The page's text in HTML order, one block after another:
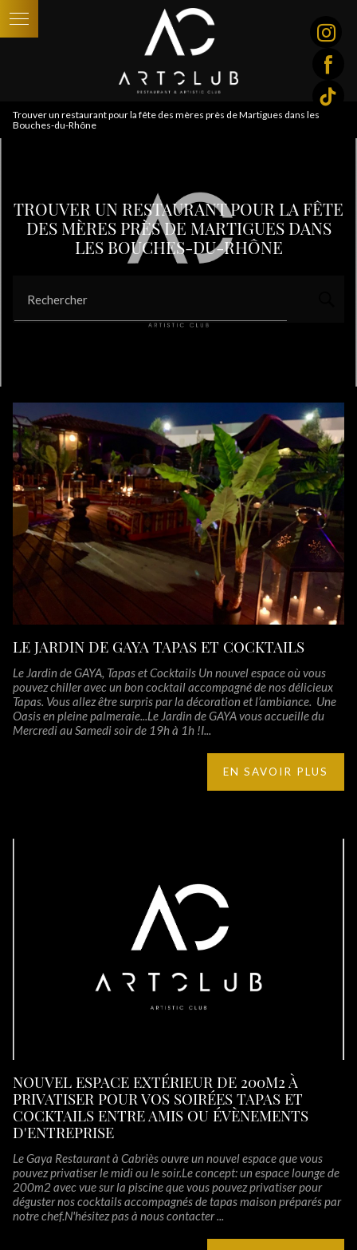
Trouver un restaurant pour la fête des mères près de Martigues dans les
Bouches-du-Rhône
TROUVER UN RESTAURANT POUR LA FÊTE
DES MÈRES PRÈS DE MARTIGUES DANS
LES BOUCHES-DU-RHÔNE
Rechercher
LE JARDIN DE GAYA TAPAS ET COCKTAILS
Le Jardin de GAYA, Tapas et Cocktails Un nouvel espace où vous
pouvez chiller avec un bon cocktail accompagné de nos délicieux
Tapas. Vous allez être surpris par la décoration et l’ambiance. Une
Oasis en pleine palmeraie...Le Jardin de GAYA vous accueille du
Mercredi au Samedi soir de 19h à 1h !I...
EN SAVOIR PLUS
NOUVEL ESPACE EXTÉRIEUR DE 200M2 À
PRIVATISER POUR VOS SOIRÉES TAPAS ET
COCKTAILS ENTRE AMIS OU ÉVÈNEMENTS
D'ENTREPRISE
Le Gaya Restaurant à Cabriès ouvre un nouvel espace que vous
pouvez privatiser le midi ou le soir.Le concept: un espace lounge de
200m2 avec vue sur la piscine que vous pouvez privatiser pour
déguster nos cocktails accompagnés de tapas maison préparés par
notre chef.N'hésitez pas à nous contacter ...
Panneau de gestion des cookies